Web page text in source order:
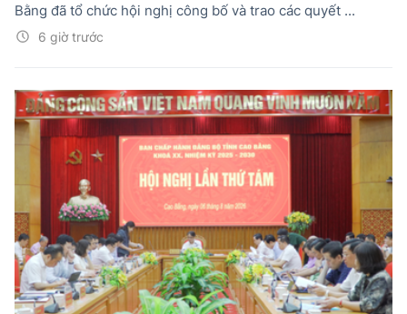
6 giờ trước
Bằng đã tổ chức hội nghị công bố và trao các quyết ...